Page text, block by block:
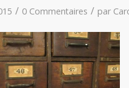
/ 0 Commentaires / par